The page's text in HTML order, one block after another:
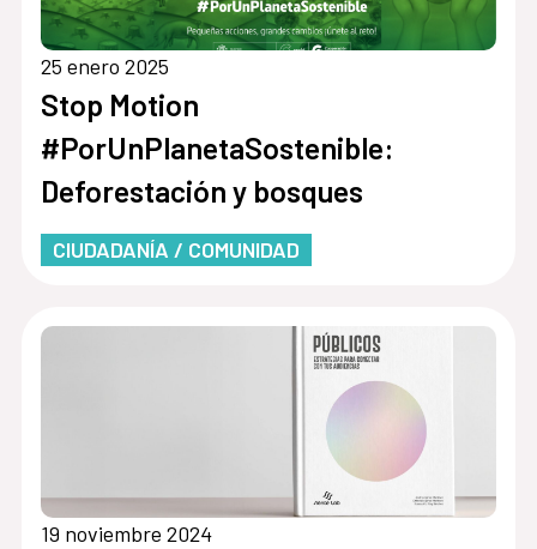
25 enero 2025
Stop Motion
#PorUnPlanetaSostenible:
Deforestación y bosques
CIUDADANÍA / COMUNIDAD
19 noviembre 2024